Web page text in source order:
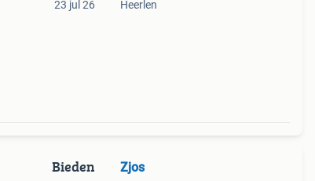
23 jul 26 Heerlen
Bieden Zjos